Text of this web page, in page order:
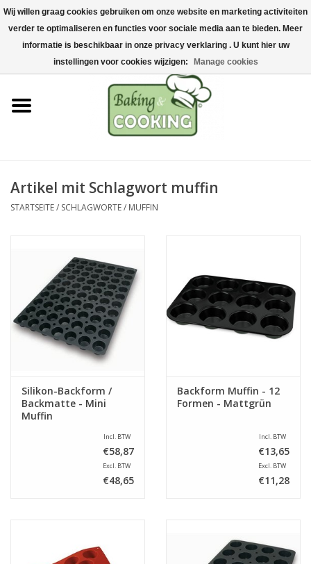
Startseite
Koch-&Backutensilien
Maschinen & Teile
Edelstahl
Rohstoffe & Präsentation
Aktionen
Artikel mit Schlagwort muffin
STARTSEITE/ SCHLAGWORTE/ MUFFIN
Silikon-Backform /
Backmatte - Mini
Muffin
Incl. BTW
€58,87
Excl. BTW
€48,65
Backform Muffin - 12
Formen - Mattgrün
Incl. BTW
€13,65
Excl. BTW
€11,28
Wij willen graag cookies gebruiken om onze website en marketing activiteiten
verder te optimaliseren en functies voor sociale media aan te bieden. Meer
informatie is beschikbaar in onze privacy verklaring . U kunt hier uw
instellingen voor cookies wijzigen:
Manage cookies